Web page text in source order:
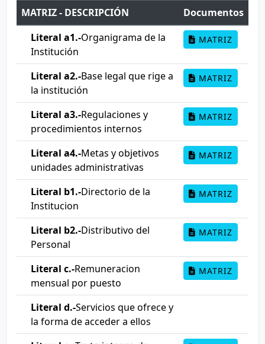
MATRIZ - DESCRIPCIÓN
Documentos
Literal a1.-Organigrama de la
Institución
MATRIZ
Literal a2.-Base legal que rige a
la institución
MATRIZ
Literal a3.-Regulaciones y
procedimientos internos
MATRIZ
Literal a4.-Metas y objetivos
unidades administrativas
MATRIZ
Literal b1.-Directorio de la
Institucion
MATRIZ
Literal b2.-Distributivo del
Personal
MATRIZ
Literal c.-Remuneracion
mensual por puesto
MATRIZ
Literal d.-Servicios que ofrece y
la forma de acceder a ellos